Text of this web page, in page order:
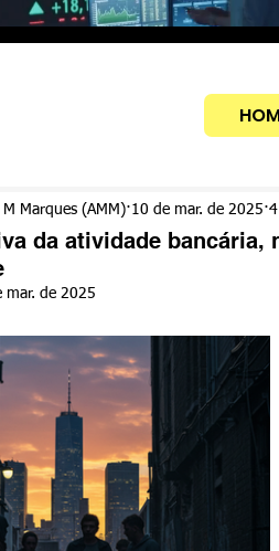
da atividade
Marques (AMM) 10 de mar. de 2025
mar. de 2025